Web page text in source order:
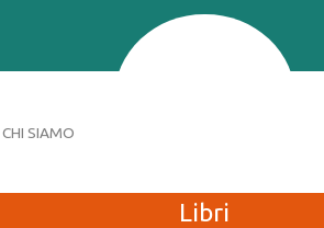
CHI SIAMO
Libri